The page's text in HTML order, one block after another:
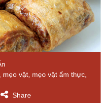
mẹo vặt mẹo vặt ẩm thực
Share